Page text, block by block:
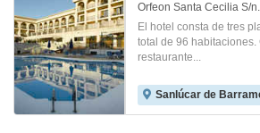
El hotel consta de tres
total de 96
restaurante...
Sanlúcar de